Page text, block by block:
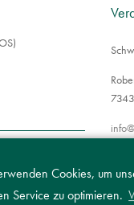
Cookies, um
Service zu optimieren.
i